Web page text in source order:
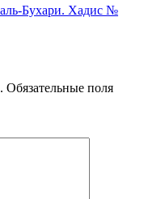
Бухари. Хадис №
Обязательные поля